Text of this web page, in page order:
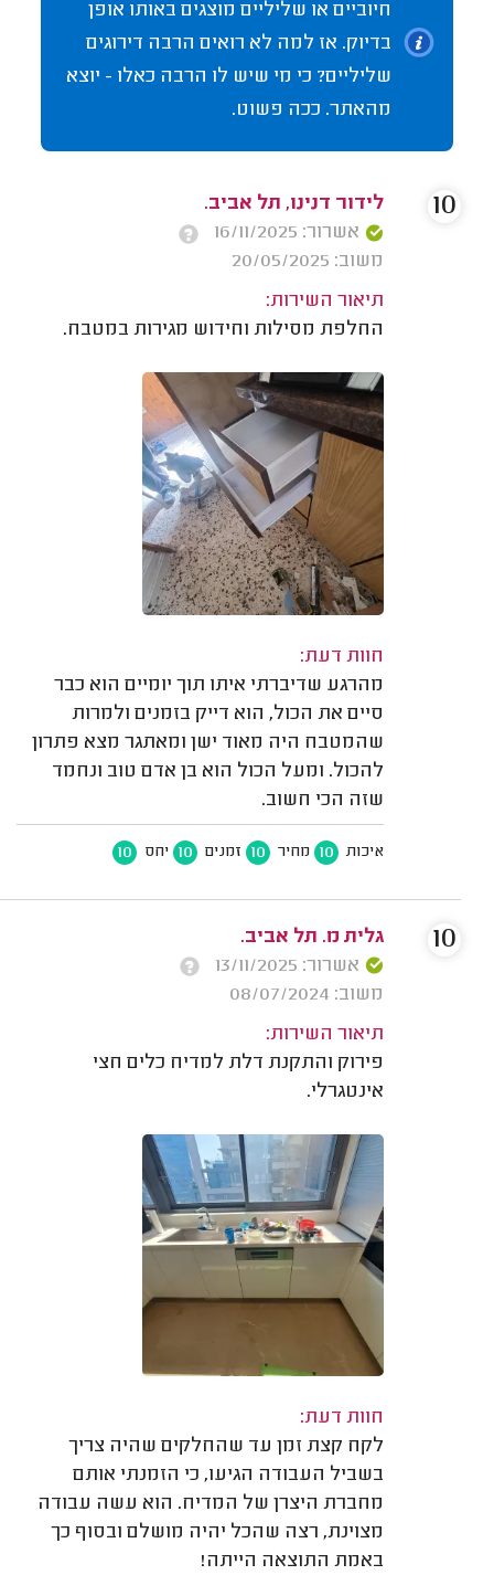
חיוביים או שליליים מוצגים באותו אופן
בדיוק. אז למה לא רואים הרבה דירוגים
שליליים? כי מי שיש לו הרבה כאלו - יוצא
מהאתר. ככה פשוט.
לידור דנינו, תל אביב.
אשרור: 16/11/2025
משוב: 20/05/2025
תיאור השירות:
החלפת מסילות וחידוש מגירות במטבח.
חוות דעת:
מהרגע שדיברתי איתו תוך יומיים הוא כבר
סיים את הכול, הוא דייק בזמנים ולמרות
שהמטבח היה מאוד ישן ומאתגר מצא פתרון
להכול. ומעל הכול הוא בן אדם טוב ונחמד
שזה הכי חשוב.
איכות 10 מחיר 10 זמנים 10 יחס 10
10
גלית מ. תל אביב.
אשרור: 13/11/2025
משוב: 08/07/2024
תיאור השירות:
פירוק והתקנת דלת למדיח כלים חצי
אינטגרלי.
חוות דעת:
לקח קצת זמן עד שהחלקים שהיה צריך
בשביל העבודה הגיעו, כי הזמנתי אותם
מחברת היצרן של המדיח. הוא עשה עבודה
מצוינת, רצה שהכל יהיה מושלם ובסוף כך
באמת התוצאה הייתה!
10